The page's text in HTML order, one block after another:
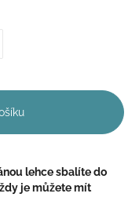
lehce sbalíte do
je můžete mít